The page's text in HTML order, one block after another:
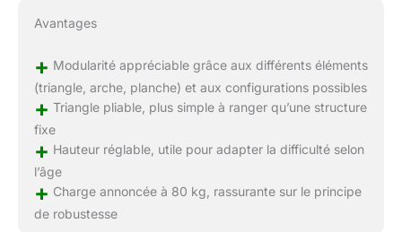
Avantages
+ Modularité appréciable grâce aux différents éléments
(triangle, arche, planche) et aux configurations possibles
+ Triangle pliable, plus simple à ranger qu’une structure
fixe
+ Hauteur réglable, utile pour adapter la difficulté selon
l’âge
+ Charge annoncée à 80 kg, rassurante sur le principe
de robustesse